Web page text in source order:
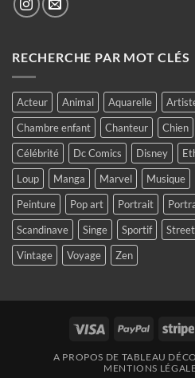
RECHERCHE PAR MOT CLÉS
Acteur Animal Aquarelle
Chambre enfant
Chanteur Chien
Célébrité
Dc Comics Disney
Loup
Manga Marvel Musique
Peinture
Pop art Portrait
Scandinave
Singe Sportif
Vintage
Voyage Zen
Visa PayPal
A PROPOS DE TABLEAU DÉCO
MENTIONS